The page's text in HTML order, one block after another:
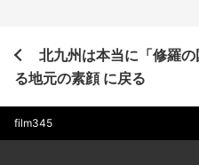
北九州は本当に「修羅
る地元の素顔 に戻る
film345